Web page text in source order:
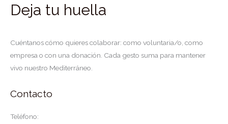
Deja tu huella
Cuéntanos cómo quieres colaborar: como voluntaria/o, como
empresa o con una donación. Cada gesto suma para mantener
vivo nuestro Mediterráneo.
Contacto
Teléfono: